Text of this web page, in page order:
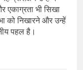
एकाग्रता भी सिखा
को निखारने और उन्हें
पहल है।